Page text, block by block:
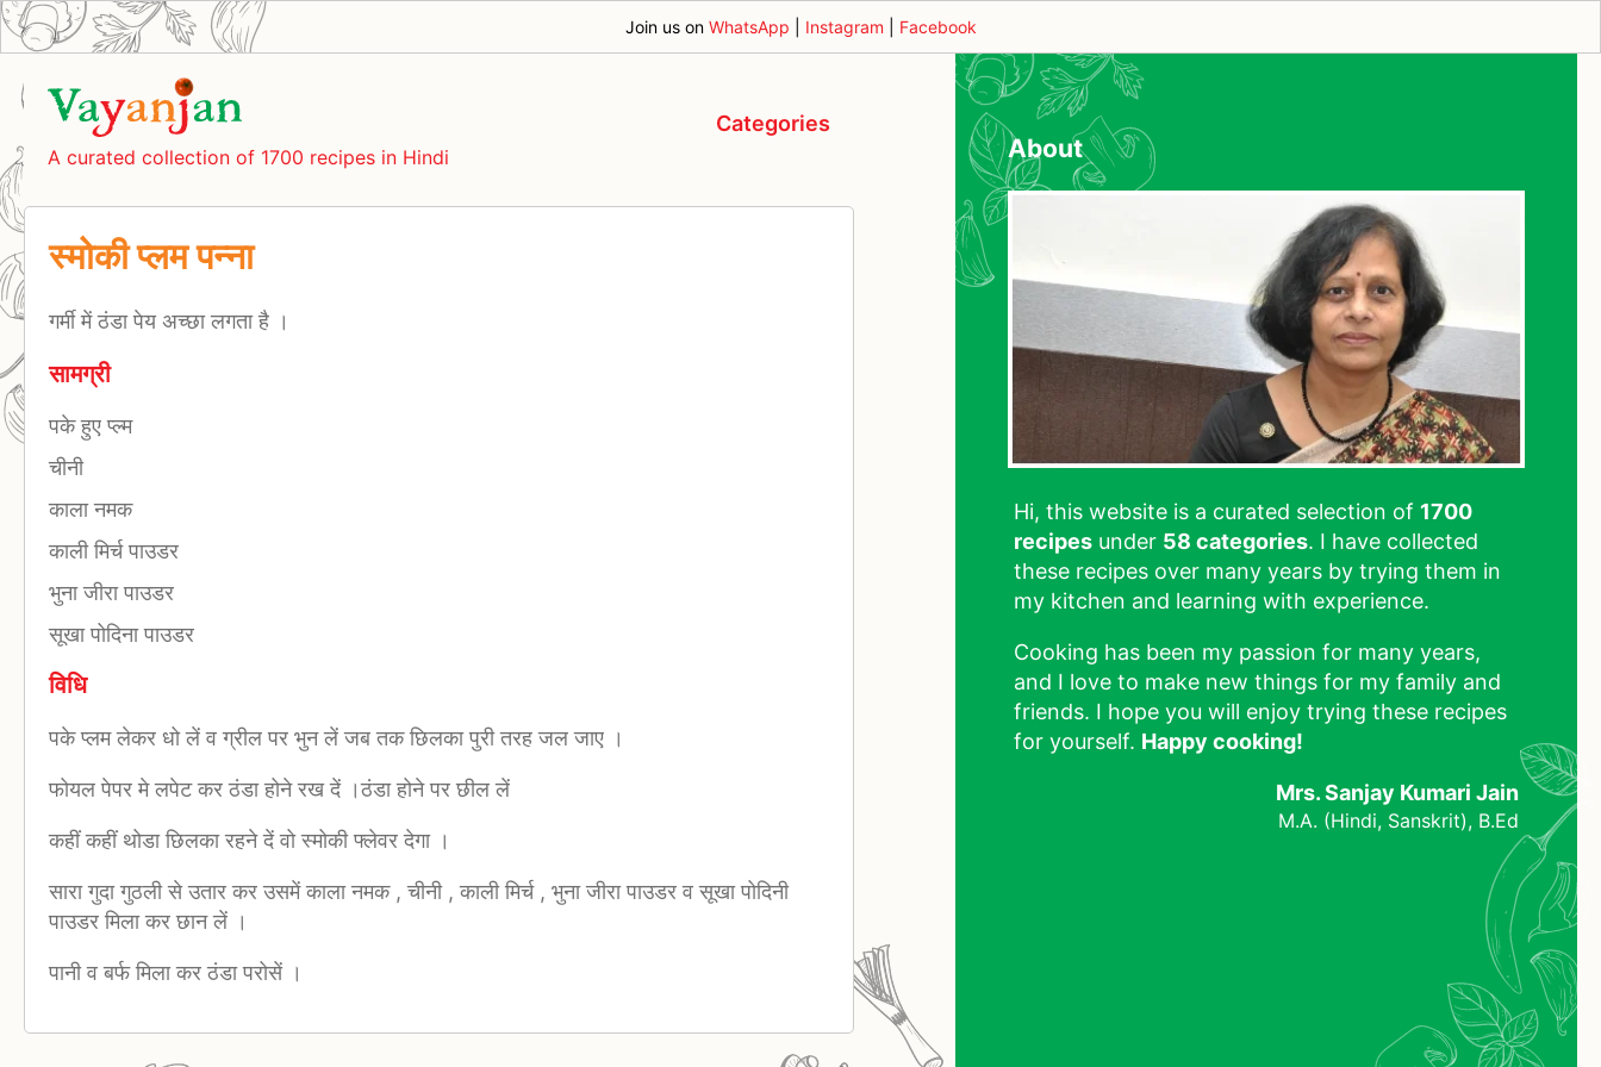
Join us on WhatsApp Instagram Facebook
A curated collection of 1700 recipes in Hindi
Categories
स्मोकी प्लम पन्ना
गर्मी में ठंडा पेय अच्छा लगता है ।
सामग्री
पके हुए प्ल्म
चीनी
काला नमक
काली मिर्च पाउडर
भुना जीरा पाउडर
सूखा पोदिना पाउडर
विधि
पके प्लम लेकर धो लें व ग्रील पर भुन लें जब तक छिलका पुरी तरह जल जाए ।
फोयल पेपर मे लपेट कर ठंडा होने रख दें ।ठंडा होने पर छील लें
कहीं ‌कहीं थोडा छिलका रहने दें वो स्मोकी फ्लेवर देगा ।
सारा गुदा गुठली से उतार कर उसमें काला नमक , चीनी , काली मिर्च , भुना जीरा पाउडर व सूखा पोदिनी
पाउडर मिला कर छान लें ।
पानी व बर्फ मिला कर ठंडा परोसें ।
About
Hi, this website is a curated selection of 1700
recipes under 58 categories. I have collected
these recipes over many years by trying them in
my kitchen and learning with experience.
Cooking has been my passion for many years,
and I love to make new things for my family and
friends. I hope you will enjoy trying these recipes
for yourself. Happy cooking!
Mrs. Sanjay Kumari Jain
M.A. (Hindi, Sanskrit), B.Ed